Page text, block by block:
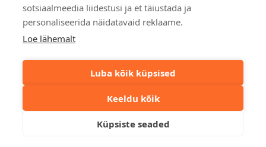
sotsiaalmeedia liidestusi ja et täiustada ja
personaliseerida näidatavaid reklaame.
Loe lähemalt
Luba kõik küpsised
Keeldu kõik
Küpsiste seaded
Tulika põik 3, Tallinn
info@kinkston.ee
+372 6989 100
Sotsiaalmeedia
©2026. Kinkston. Kõik õigused kaitstud.